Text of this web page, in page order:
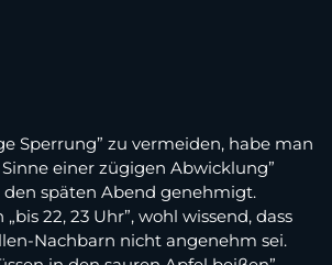
Sperrung” zu vermeiden, habe man
einer zügigen Abwicklung”
späten Abend genehmigt.
22, 23 Uhr”, wohl wissend, dass
Nachbarn nicht angenehm sei.